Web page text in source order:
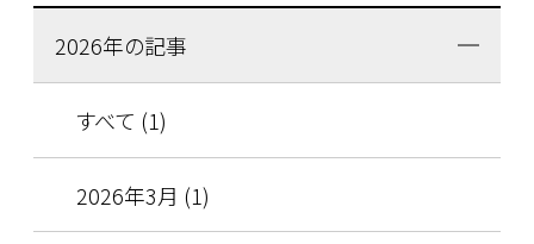
2026年の記事
すべて (1)
2026年3月 (1)